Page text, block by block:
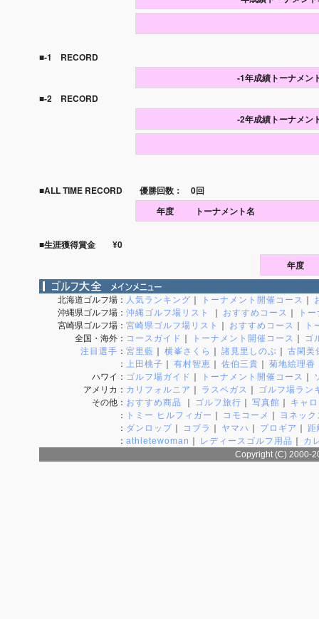
■-1 RECORD
-1年成績トーナメン
■-2 RECORD
-2年成績トーナメン
■ALL TIME RECORD 優勝回数： 0回
年度
トーナメント名
■生涯獲得賞金 ¥0
年度
北海道ゴルフ場 ： 人気ランキング トーナメント開催コース
沖縄県ゴルフ場 ： 沖縄ゴルフ場リスト おすすめコース
ト
宮崎県ゴルフ場 ： 宮崎県ゴルフ場リスト おすすめコース
ト
全国・海外 ： コースガイド トーナメント開催コース
ゴ
注目選手 ： 宮里藍 横峯さくら 諸見里しのぶ
古閑美
： 上田桃子 有村智恵 佐伯三貴 菊地絵理香
ハワイ ： ゴルフ場ガイド トーナメント開催コース
アメリカ ： カリフォルニア ラスベガス
ゴルフ場ラン
その他 ： おすすめ商品 ゴルフ旅行 写真館
キャ
：
トミー ヒルフィガー コモコーメ
ヨネック
： ダンロップ コブラ ヤマハ プロギア
距
： athletewoman レディースゴルフ用品
カ
Copyright (C) 2000-